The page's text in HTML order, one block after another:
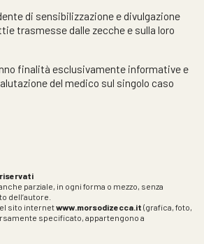
di sensibilizzazione e divulgazione
trasmesse dalle zecche e sulla loro
finalità esclusivamente informative e
del medico sul singolo caso
parziale, in ogni forma o mezzo, senza
dell’autore.
sito internetwww.morsodizecca.it (grafica, foto,
specificato, appartengono a